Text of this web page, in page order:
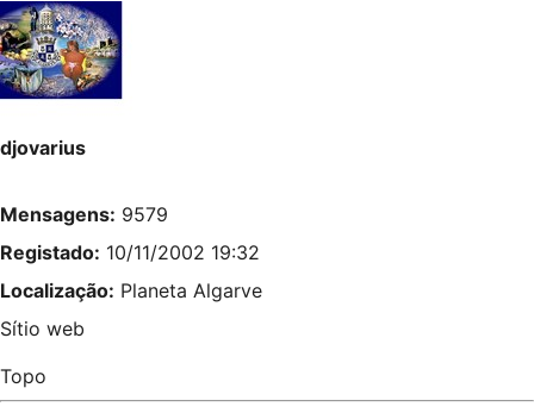
djovarius
Mensagens: 9579
Registado: 10/11/2002 19:32
Localização: Planeta Algarve
Sítio web
Topo